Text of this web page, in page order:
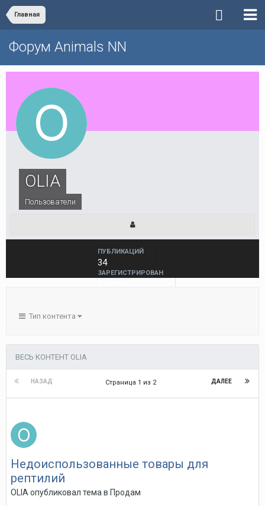
Главная
Форум Animals NN
OLIA
Пользователи
ПУБЛИКАЦИЙ
34
ЗАРЕГИСТРИРОВАН
Тип контента
ВЕСЬ КОНТЕНТ OLIA
НАЗАД ДАЛЕЕ
Страница 1 из 2
Недоиспользованные товары для
рептилий
OLIA опубликовал тема в Продам